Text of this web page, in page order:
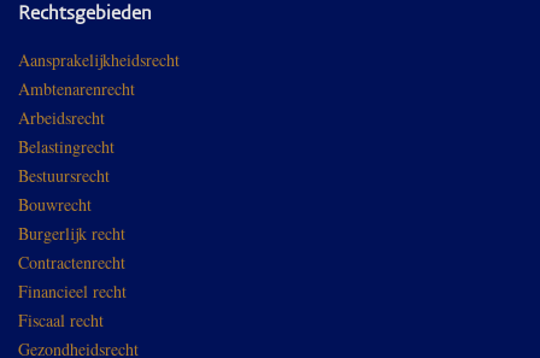
Rechtsgebieden
Aansprakelijkheidsrecht
Ambtenarenrecht
Arbeidsrecht
Belastingrecht
Bestuursrecht
Bouwrecht
Burgerlijk recht
Contractenrecht
Financieel recht
Fiscaal recht
Gezondheidsrecht